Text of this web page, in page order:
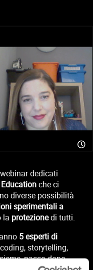
dedicati
che ci
diverse possibilità
sperimentali a
la protezionedi tutti.
5 esperti di
storytelling,
passo dopo